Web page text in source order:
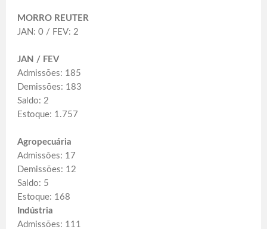
MORRO REUTER
JAN: 0 / FEV: 2
JAN / FEV
Admissões: 185
Demissões: 183
Saldo: 2
Estoque: 1.757
Agropecuária
Admissões: 17
Demissões: 12
Saldo: 5
Estoque: 168
Indústria
Admissões: 111